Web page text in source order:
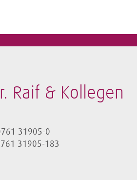
Raif & Kollegen
31905-0
31905-183